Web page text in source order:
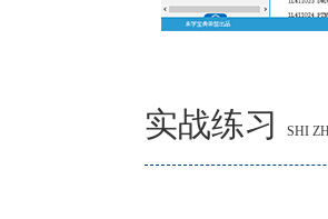
实战练习 SHI